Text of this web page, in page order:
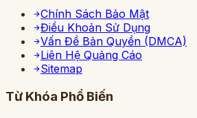
Chính Sách Bảo Mật
Điều Khoản Sử Dụng
Vấn Đề Bản Quyền (DMCA)
Liên Hệ Quảng Cáo
Sitemap
Từ Khóa Phổ Biến